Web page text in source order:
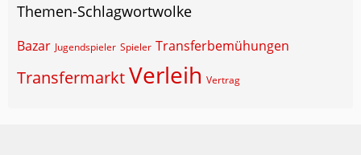
Themen-Schlagwortwolke
Bazar Jugendspieler Spieler Transferbemühungen
TransfermarktVerleih Vertrag